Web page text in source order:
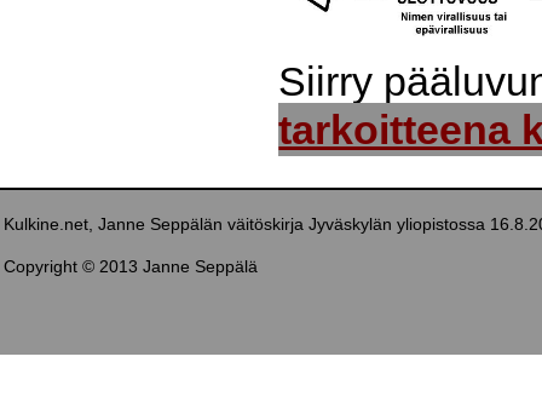
Siirry
tarkoitteena
Kulkine.net, Janne Seppälän väitöskirja Jyväskylän yliopistossa
Copyright © 2013 Janne Seppälä